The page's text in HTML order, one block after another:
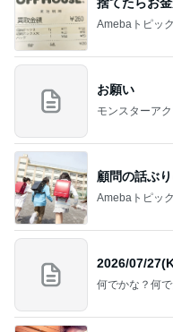
捨てたらお
Amebaトピッ
お願い
モンスターア
顧問の話ぶ
Amebaトピッ
2026/07/
何でかな？何で